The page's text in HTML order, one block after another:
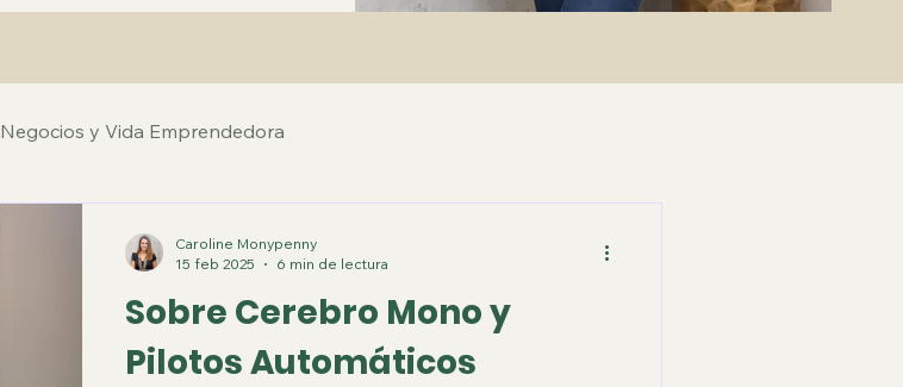
Negocios y Vida Emprendedora
Sobre Cerebro Mono y
Pilotos Automáticos
Caroline Monypenny
15 feb 2025
6 min de lectura